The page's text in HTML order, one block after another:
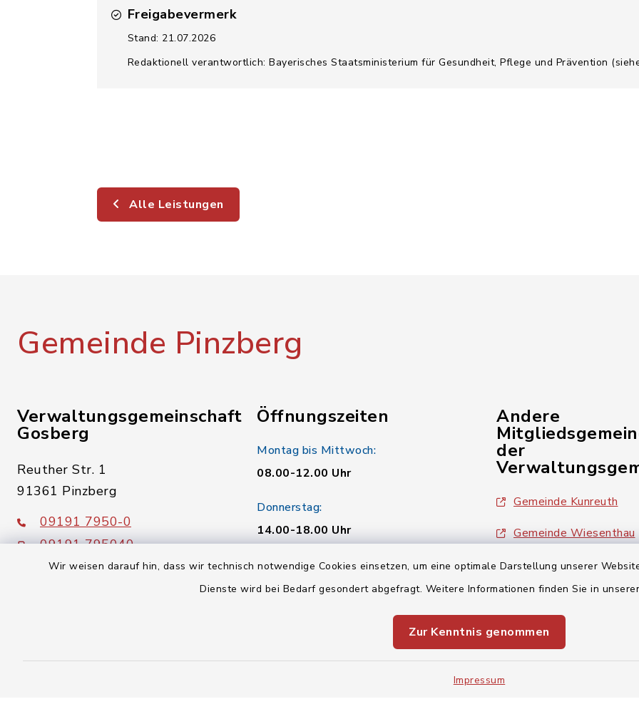
Wir weisen darauf hin, dass wir technisch notwendige Cookies einsetzen, um eine optimale Darstellung unserer
Dienste wird bei Bedarf gesondert abgefragt. Weitere Informationen finden Sie in
Zur Kenntnis genommen
Impressum
Freigabevermerk
Stand: 21.07.2026
Redaktionell verantwortlich: Bayerisches Staatsministerium für Gesundheit, Pflege und Prävention
Alle Leistungen
Gemeinde Pinzberg
Verwaltungsgemeinschaft
Gosberg
Reuther Str. 1
91361 Pinzberg
09191 7950-0
09191 795040
poststelle@vg-gosberg.de
Öffnungszeiten
Montag bis Mittwoch:
08.00-12.00 Uhr
Donnerstag:
14.00-18.00 Uhr
Freitag:
08.00-12.00 Uhr
Andere
der
Gemeinde Kunreuth
Gemeinde Wiesenthau